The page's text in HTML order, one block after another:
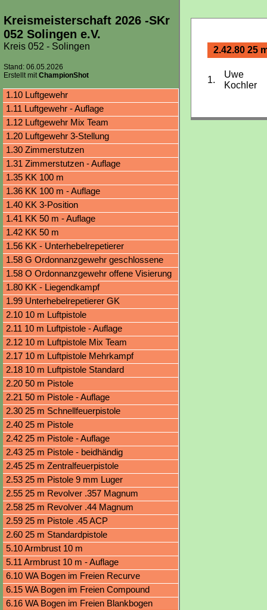
Kreismeisterschaft 2026 -SKr
052 Solingen e.V.
Kreis 052 - Solingen
Stand: 06.05.2026
Erstellt mitChampionShot
1.10 Luftgewehr
1.11 Luftgewehr - Auflage
1.12 Luftgewehr Mix Team
1.20 Luftgewehr 3-Stellung
1.30 Zimmerstutzen
1.31 Zimmerstutzen - Auflage
1.35 KK 100 m
1.36 KK 100 m - Auflage
1.40 KK 3-Position
1.41 KK 50 m - Auflage
1.42 KK 50 m
1.56 KK - Unterhebelrepetierer
1.58 G Ordonnanzgewehr geschlossene
Visierung
1.58 O Ordonnanzgewehr offene Visierung
1.80 KK - Liegendkampf
1.99 Unterhebelrepetierer GK
2.10 10 m Luftpistole
2.11 10 m Luftpistole - Auflage
2.12 10 m Luftpistole Mix Team
2.17 10 m Luftpistole Mehrkampf
2.18 10 m Luftpistole Standard
2.20 50 m Pistole
2.21 50 m Pistole - Auflage
2.30 25 m Schnellfeuerpistole
2.40 25 m Pistole
2.42 25 m Pistole - Auflage
2.43 25 m Pistole - beidhändig
2.45 25 m Zentralfeuerpistole
2.53 25 m Pistole 9 mm Luger
2.55 25 m Revolver .357 Magnum
2.58 25 m Revolver .44 Magnum
2.59 25 m Pistole .45 ACP
2.60 25 m Standardpistole
5.10 Armbrust 10 m
5.11 Armbrust 10 m - Auflage
6.10 WA Bogen im Freien Recurve
6.15 WA Bogen im Freien Compound
6.16 WA Bogen im Freien Blankbogen
2.42.80 25
1.
Uwe
Kochler